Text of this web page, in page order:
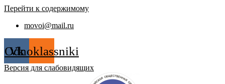
Перейти к содержимому
movoi@mail.ru
Vk
Odnoklassniki
Версия для слабовидящих